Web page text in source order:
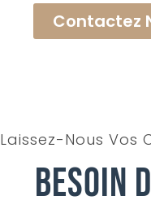
Contactez
Laissez-Nous Vos
Besoin